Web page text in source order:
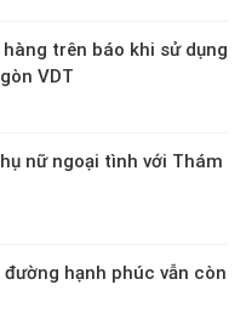
trên báo khi sử dụng
VDT
nữ ngoại tình với Thám
hạnh phúc vẫn còn